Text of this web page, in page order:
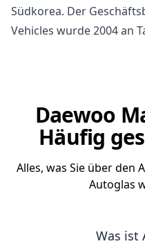
Südkorea. Der
Vehicles wurde 2004 an
Daewoo
Häufig
Alles, was Sie über den
Autoglas
Was ist